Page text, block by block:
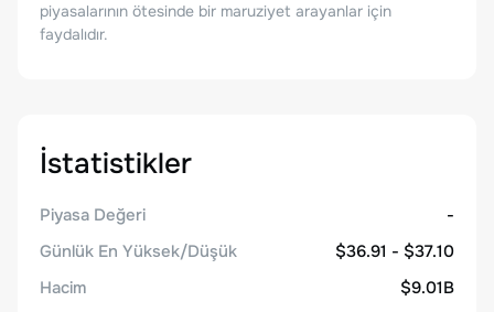
piyasalarının ötesinde bir maruziyet arayanlar için
faydalıdır.
İstatistikler
Piyasa Değeri
-
Günlük En Yüksek/Düşük
$36.91 - $37.10
Hacim
$9.01B